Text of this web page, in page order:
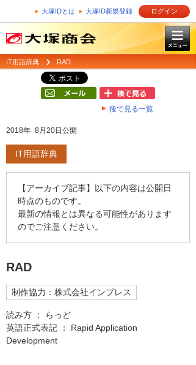
大塚IDとは 大塚ID新規登録 ログイン
IT用語辞典 RAD
後で見る一覧
2018年 8月20日公開
IT用語辞典
【アーカイブ記事】以下の内容は公開日
時点のものです。
最新の情報とは異なる可能性があります
のでご注意ください。
RAD
制作協力：株式会社インプレス
読み方 ： らっど
英語正式表記 ： Rapid Application
Development